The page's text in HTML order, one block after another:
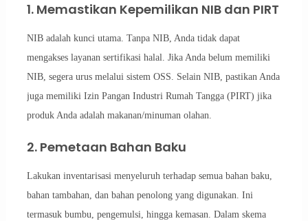
1. Memastikan Kepemilikan NIB dan PIRT
NIB adalah kunci utama. Tanpa NIB, Anda tidak dapat
mengakses layanan sertifikasi halal. Jika Anda belum memiliki
NIB, segera urus melalui sistem OSS. Selain NIB, pastikan Anda
juga memiliki Izin Pangan Industri Rumah Tangga (PIRT) jika
produk Anda adalah makanan/minuman olahan.
2. Pemetaan Bahan Baku
Lakukan inventarisasi menyeluruh terhadap semua bahan baku,
bahan tambahan, dan bahan penolong yang digunakan. Ini
termasuk bumbu, pengemulsi, hingga kemasan. Dalam skema